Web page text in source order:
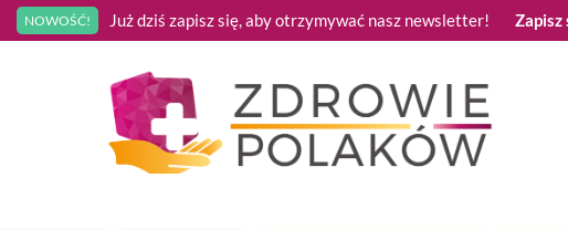
NOWOŚĆ! Już dziś zapisz się, aby otrzymywać nasz newsletter! Zapisz